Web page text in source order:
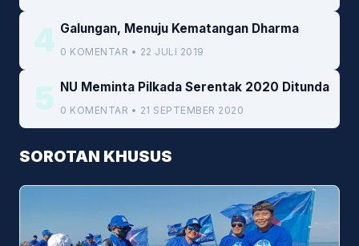
4 Galungan, Menuju Kematangan Dharma
0 KOMENTAR • 22 JULI 2019
5 NU Meminta Pilkada Serentak 2020 Ditunda
0 KOMENTAR • 21 SEPTEMBER 2020
SOROTAN KHUSUS